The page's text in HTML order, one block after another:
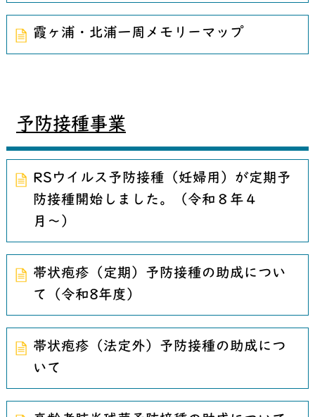
霞ヶ浦・北浦一周メモリーマップ
予防接種事業
RSウイルス予防接種（妊婦用）が定期予
防接種開始しました。（令和８年４
月〜）
帯状疱疹（定期）予防接種の助成につい
て（令和8年度）
帯状疱疹（法定外）予防接種の助成につ
いて